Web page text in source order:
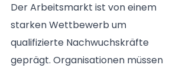
Der Arbeitsmarkt ist von einem
starken Wettbewerb um
qualifizierte Nachwuchskräfte
geprägt. Organisationen müssen